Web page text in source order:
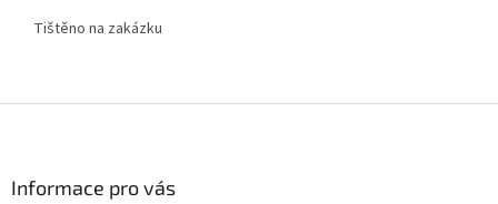
Tištěno na zakázku
Informace pro vás